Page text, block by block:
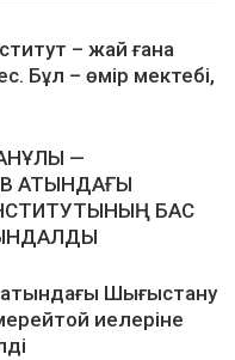
– жай ғана
Бұл – өмір мектебі,
—
АТЫНДАҒЫ
БАС
атындағы Шығыстану
иелеріне